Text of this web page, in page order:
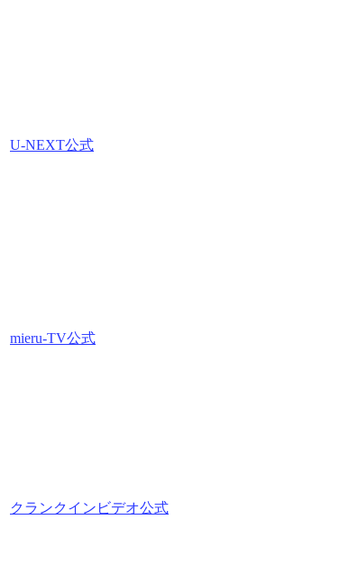
U-NEXT公式
mieru-TV公式
クランクインビデオ公式